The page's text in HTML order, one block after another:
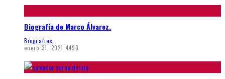
Biografía de Marco Álvarez.
Biografias
enero 31, 2021 4490